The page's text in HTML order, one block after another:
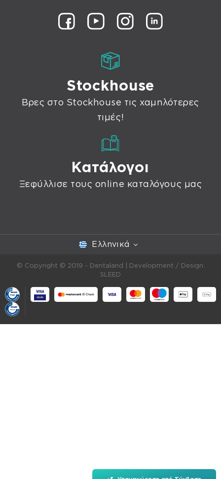
Stockhouse
Βρες στο Stockhouse τις χαμηλότερες
τιμές!
Κατάλογοι
Ξεφύλλισε τους online καταλόγους μας
Ελληνικά
© Copyright © 2019 - Dentaland |
Development / Design:
SLEED